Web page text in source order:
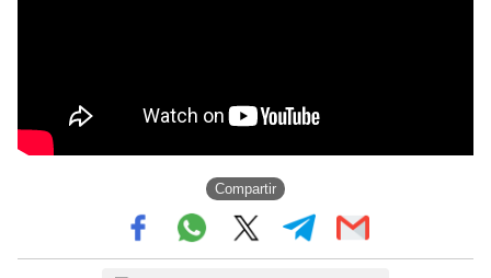
Compartir